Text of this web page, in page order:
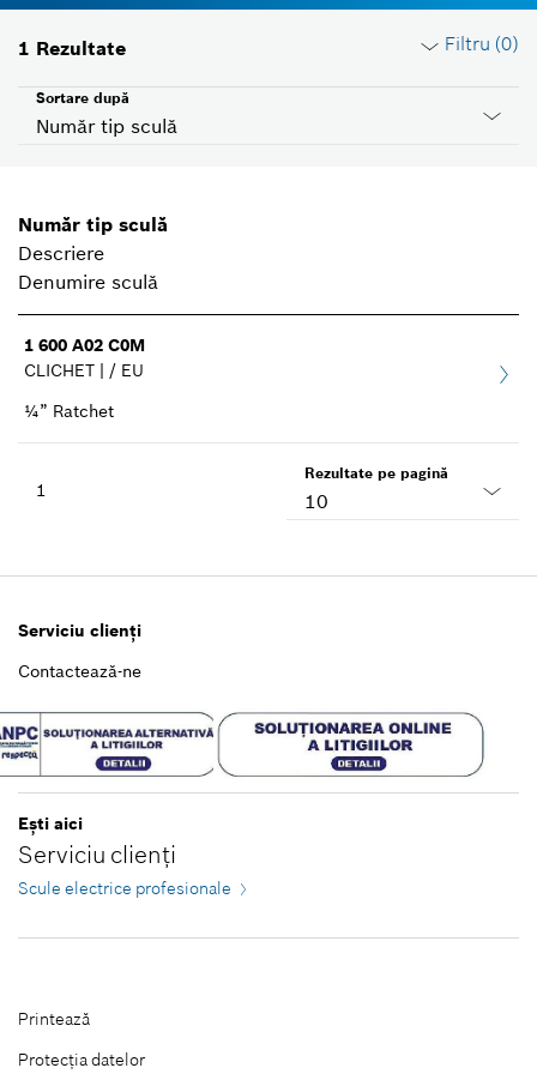
1 Rezultate Filtru (0)
Număr tip sculă
Sortare după
Grupă produse
Selectează
Tensiune
Închidere filtre
Număr tip sculă
Descriere
Denumire sculă
1 600 A02 C0M
CLICHET | / EU
¼” Ratchet
1 10
Rezultate pe pagină
Serviciu clienţi
Contactează-ne
Eşti aici
Serviciu clienţi
Scule electrice profesionale
Printează
Protecţia datelor